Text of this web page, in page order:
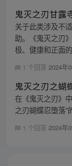
鬼灭之刃甘露
关于此类涉及不
助。《鬼灭之刃
极、健康和正面
1 个回答 2024年
鬼灭之刃之蝴
在《鬼灭之刃》
之刃蝴蝶忍堕落”
1 个回答 2024年